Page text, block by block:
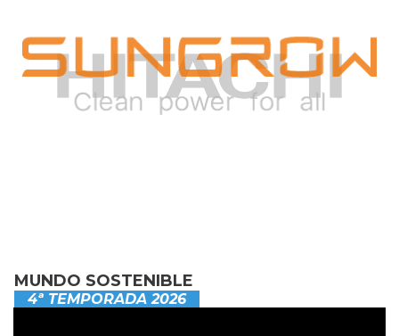
MUNDO SOSTENIBLE
4ª TEMPORADA 2026